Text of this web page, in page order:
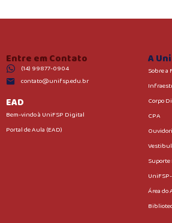
Entre em Contato
(14) 99877-0904
contato@unifsp.edu.br
EAD
Bem-vindo à UniFSP Digital
Portal de Aula (EAD)
A
Sobre a
Corpo
CPA
Área do